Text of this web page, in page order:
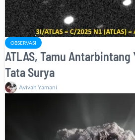
OBSERVASI
ATLAS, Tamu Antarbintang
Tata Surya
Avivah Yamani